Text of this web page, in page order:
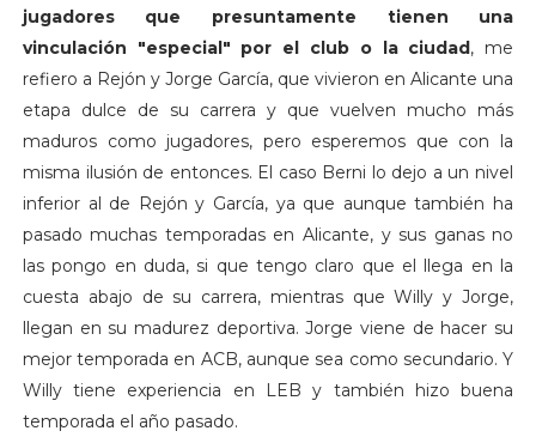
jugadores que presuntamente tienen una
vinculación "especial" por el club o la ciudad, me
refiero a Rejón y Jorge García, que vivieron en Alicante una
etapa dulce de su carrera y que vuelven mucho más
maduros como jugadores, pero esperemos que con la
misma ilusión de entonces. El caso Berni lo dejo a un nivel
inferior al de Rejón y García, ya que aunque también ha
pasado muchas temporadas en Alicante, y sus ganas no
las pongo en duda, si que tengo claro que el llega en la
cuesta abajo de su carrera, mientras que Willy y Jorge,
llegan en su madurez deportiva. Jorge viene de hacer su
mejor temporada en ACB, aunque sea como secundario. Y
Willy tiene experiencia en LEB y también hizo buena
temporada el año pasado.